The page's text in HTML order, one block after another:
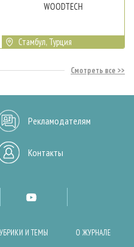
WOODTECH
Стамбул, Турция
Смотреть все
Рекламодателям
Контакты
И ТЕМЫ О ЖУРНАЛЕ